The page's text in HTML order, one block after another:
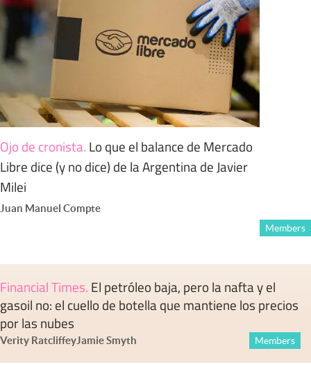
Ojo de cronista. Lo que el balance de Mercado
Libre dice (y no dice) de la Argentina de Javier
Milei
Juan Manuel Compte
Members
Financial Times. El petróleo baja, pero la nafta y el
gasoil no: el cuello de botella que mantiene los precios
por las nubes
Verity RatcliffeyJamie Smyth Members